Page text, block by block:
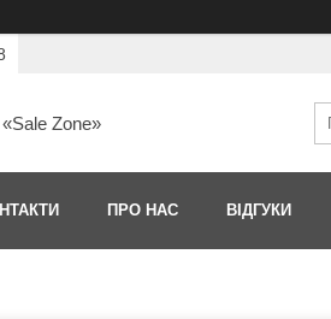
«Sale Zone»
ПРО НАС ВІДГУКИ